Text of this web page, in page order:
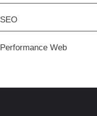
SEO
Performance Web